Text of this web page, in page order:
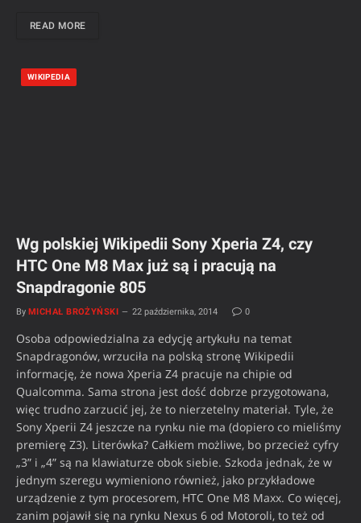
READ MORE
WIKIPEDIA
Wg polskiej Wikipedii Sony Xperia Z4, czy
HTC One M8 Max już są i pracują na
Snapdragonie 805
By MICHAŁ BROŻYŃSKI 22 października, 2014 0
Osoba odpowiedzialna za edycję artykułu na temat
Snapdragonów, wrzuciła na polską stronę Wikipedii
informację, że nowa Xperia Z4 pracuje na chipie od
Qualcomma. Sama strona jest dość dobrze przygotowana,
więc trudno zarzucić jej, że to nierzetelny materiał. Tyle, że
Sony Xperii Z4 jeszcze na rynku nie ma (dopiero co mieliśmy
premierę Z3). Literówka? Całkiem możliwe, bo przecież cyfry
„3” i „4” są na klawiaturze obok siebie. Szkoda jednak, że w
jednym szeregu wymieniono również, jako przykładowe
urządzenie z tym procesorem, HTC One M8 Maxx. Co więcej,
zanim pojawił się na rynku Nexus 6 od Motoroli, to też od